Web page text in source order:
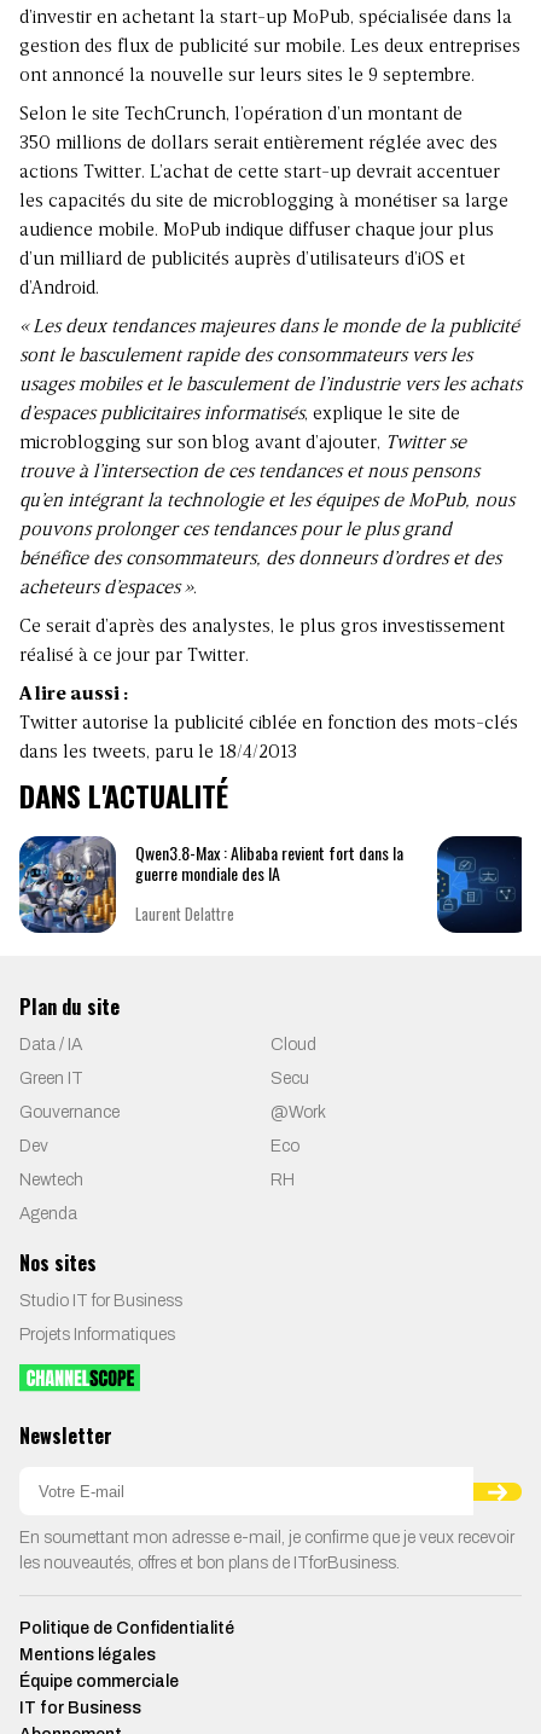
d’investir en achetant la start-up MoPub, spécialisée dans la
gestion des flux de publicité sur mobile. Les deux entreprises
ont annoncé la nouvelle sur leurs sites le 9 septembre.
Selon le site TechCrunch, l’opération d’un montant de
350 millions de dollars serait entièrement réglée avec des
actions Twitter. L’achat de cette start-up devrait accentuer
les capacités du site de microblogging à monétiser sa large
audience mobile. MoPub indique diffuser chaque jour plus
d’un milliard de publicités auprès d’utilisateurs d’iOS et
d’Android.
« Les deux tendances majeures dans le monde de la publicité
sont le basculement rapide des consommateurs vers les
usages mobiles et le basculement de l’industrie vers les achats
d’espaces publicitaires informatisés, explique le site de
microblogging sur son blog avant d’ajouter, Twitter se
trouve à l’intersection de ces tendances et nous pensons
qu’en intégrant la technologie et les équipes de MoPub, nous
pouvons prolonger ces tendances pour le plus grand
bénéfice des consommateurs, des donneurs d’ordres et des
acheteurs d’espaces ».
Ce serait d’après des analystes, le plus gros investissement
réalisé à ce jour par Twitter.
A lire aussi :
Twitter autorise la publicité ciblée en fonction des mots-clés
dans les tweets, paru le 18/4/2013
DANS L'ACTUALITÉ
Qwen3.8-Max : Alibaba revient fort dans la
guerre mondiale des IA
Laurent Delattre
Plan du site
Data / IA
Cloud
Green IT
Secu
Gouvernance
@Work
Dev
Eco
Newtech
RH
Agenda
Nos sites
Studio IT for Business
Projets Informatiques
Newsletter
En soumettant mon adresse e-mail, je confirme que je veux recevoir
les nouveautés, offres et bon plans de ITforBusiness.
Politique de Confidentialité
Mentions légales
Équipe commerciale
IT for Business